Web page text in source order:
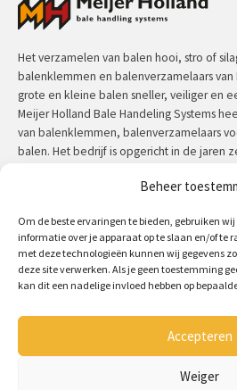
Beheer
Om de beste ervaringen te bieden, gebruiken
informatie over je apparaat op te slaan en/of te
met deze technologieën kunnen wij gegevens
deze site verwerken. Als je geen toestemming
kan dit een nadelige invloed hebben op
Accepteren
Weiger
Het verzamelen van balen hooi, stro of
balenklemmen en balenverzamelaars
grote en kleine balen sneller, veiliger en
Meijer Holland Bale Handeling Systems
van balenklemmen, balenverzamelaars
balen. Het bedrijf is opgericht in de jaren
hebben een uitzonderlijke kwaliteit en
Contact:+31 (0)50 312 64 48/
Volg ons op:
Copyright 2026 -
Disclaimer